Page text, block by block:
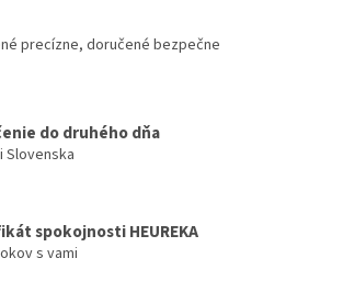
precízne, doručené bezpečne
do druhého dňa
Slovenska
spokojnosti HEUREKA
s vami